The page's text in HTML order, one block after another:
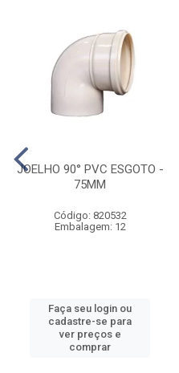
JOELHO 90° PVC ESGOTO -
75MM
Código: 820532
Embalagem: 12
Faça seu login ou
cadastre-se para
ver preços e
comprar